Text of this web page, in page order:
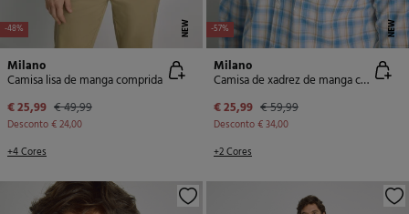
-48% NEW
Milano
Camisa lisa de manga comprida
€ 25,99 € 49,99
Desconto€ 24,00
+4 Cores
-57% NEW
Milano
Camisa de xadrez de manga comprida
€ 25,99 € 59,99
Desconto€ 34,00
+2 Cores